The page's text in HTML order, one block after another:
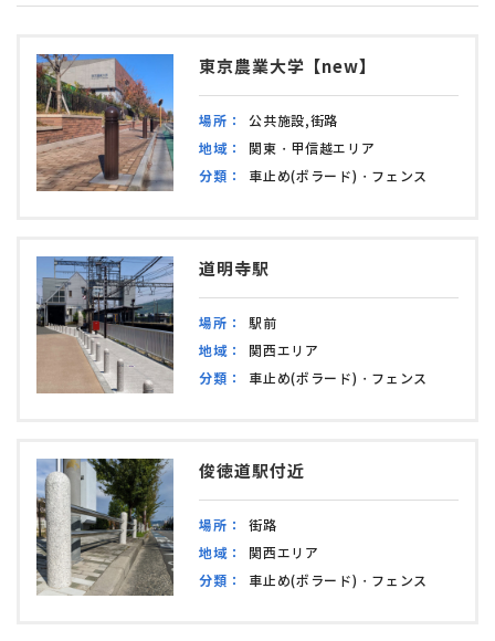
東京農業大学【new】
場所：
公共施設,街路
地域：
関東・甲信越エリア
分類：
車止め(ボラード)・フェンス
道明寺駅
場所：
駅前
地域：
関西エリア
分類：
車止め(ボラード)・フェンス
俊徳道駅付近
場所：
街路
地域：
関西エリア
分類：
車止め(ボラード)・フェンス